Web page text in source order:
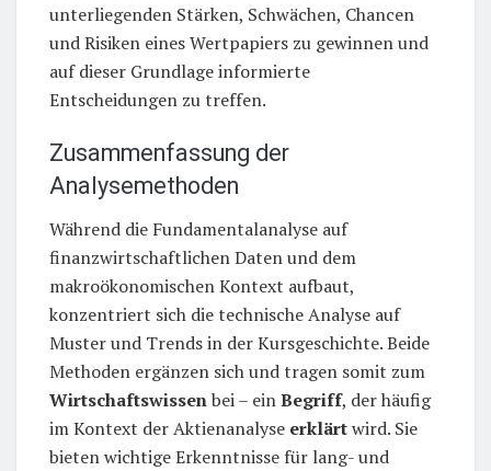
unterliegenden Stärken, Schwächen, Chancen
und Risiken eines Wertpapiers zu gewinnen und
auf dieser Grundlage informierte
Entscheidungen zu treffen.
Zusammenfassung der
Analysemethoden
Während die Fundamentalanalyse auf
finanzwirtschaftlichen Daten und dem
makroökonomischen Kontext aufbaut,
konzentriert sich die technische Analyse auf
Muster und Trends in der Kursgeschichte. Beide
Methoden ergänzen sich und tragen somit zum
Wirtschaftswissenbei – einBegriff, der häufig
im Kontext der Aktienanalyse erklärtwird. Sie
bieten wichtige Erkenntnisse für lang- und